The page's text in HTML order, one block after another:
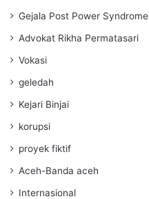
Gejala Post Power Syndrome
Advokat Rikha Permatasari
Vokasi
geledah
Kejari Binjai
korupsi
proyek fiktif
Aceh-Banda aceh
Internasional